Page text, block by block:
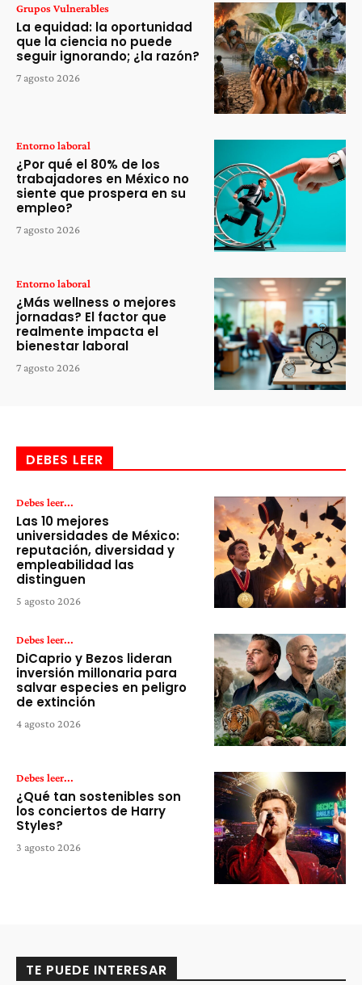
Grupos Vulnerables
La equidad: la oportunidad
que la ciencia no puede
seguir ignorando; ¿la razón?
7 agosto 2026
Entorno laboral
¿Por qué el 80% de los
trabajadores en México no
siente que prospera en su
empleo?
7 agosto 2026
Entorno laboral
¿Más wellness o mejores
jornadas? El factor que
realmente impacta el
bienestar laboral
7 agosto 2026
DEBES LEER
Debes leer...
Las 10 mejores
universidades de México:
reputación, diversidad y
empleabilidad las
distinguen
5 agosto 2026
Debes leer...
DiCaprio y Bezos lideran
inversión millonaria para
salvar especies en peligro
de extinción
4 agosto 2026
Debes leer...
¿Qué tan sostenibles son
los conciertos de Harry
Styles?
3 agosto 2026
TE PUEDE INTERESAR